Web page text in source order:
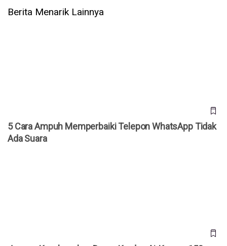
Berita Menarik Lainnya
5 Cara Ampuh Memperbaiki Telepon WhatsApp Tidak
Ada Suara